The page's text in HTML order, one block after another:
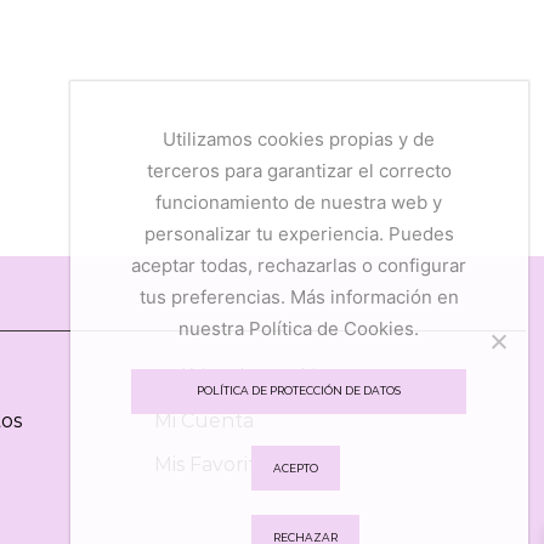
Política de Cookies
Mi Cuenta
Mis Favoritos
Utilizamos cookies propias y de
terceros para garantizar el correcto
funcionamiento de nuestra web y
personalizar tu experiencia. Puedes
aceptar todas, rechazarlas o configurar
tus preferencias. Más información en
nuestra Política de Cookies.
POLÍTICA DE PROTECCIÓN DE DATOS
ACEPTO
RECHAZAR